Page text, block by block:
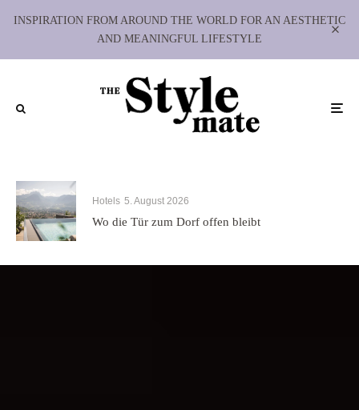
INSPIRATION FROM AROUND THE WORLD FOR AN AESTHETIC
AND MEANINGFUL LIFESTYLE
Hotels 5. August 2026
Wo die Tür zum Dorf offen bleibt